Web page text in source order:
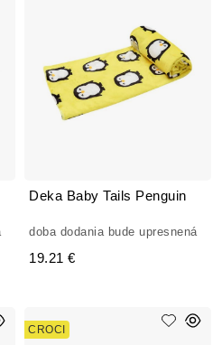
Deka Baby Tails Penguin
doba dodania bude upresnená
19.21 €
CROCI